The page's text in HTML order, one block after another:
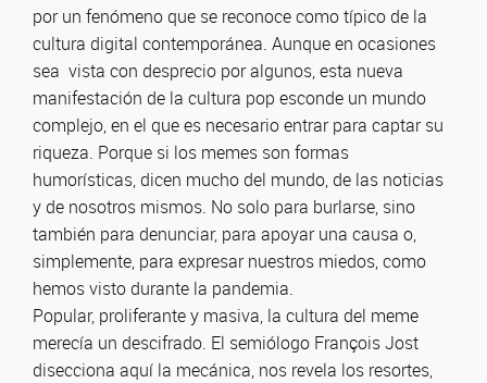
por un fenómeno que se reconoce como típico de la
cultura digital contemporánea. Aunque en ocasiones
sea vista con desprecio por algunos, esta nueva
manifestación de la cultura pop esconde un mundo
complejo, en el que es necesario entrar para captar su
riqueza. Porque si los memes son formas
humorísticas, dicen mucho del mundo, de las noticias
y de nosotros mismos. No solo para burlarse, sino
también para denunciar, para apoyar una causa o,
simplemente, para expresar nuestros miedos, como
hemos visto durante la pandemia.
Popular, proliferante y masiva, la cultura del meme
merecía un descifrado. El semiólogo François Jost
disecciona aquí la mecánica, nos revela los resortes,